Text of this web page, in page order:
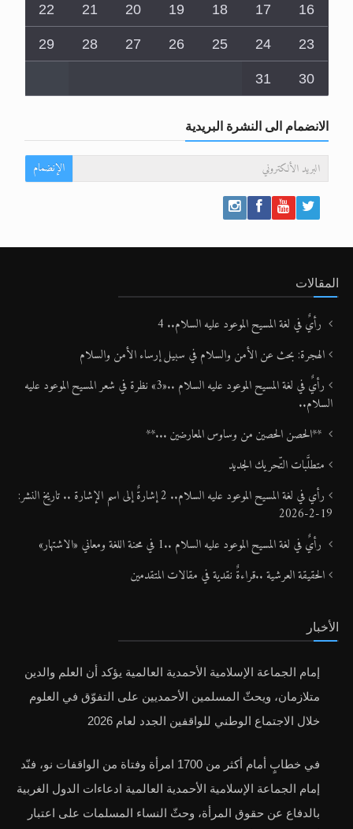
16
17
18
19
20
21
22
23
24
25
26
27
28
29
30
31
الانضمام الى النشرة البريدية
الإنضمام
المقالات
رأيٌ في لغة المسيح الموعود عليه السلام.. 4
الهجرة: بحث عن الأمن والسلام في سبيل إرساء الأمن والسلام
رأيٌ في لغة المسيح الموعود عليه السلام ..«3» نظرة في شعر المسيح الموعود عليه
السلام..
**الحصن الحصين من وساوس المعارضين ...**
متطلَّبات التّحريك الجديد
رأي في لغة المسيح الموعود عليه السلام.. 2 إشارةٌ إلى اسم الإشارة .. تاريخ النشر:
19-2-2026
رأيٌ في لغة المسيح الموعود عليه السلام ..1 في محنة اللغة ومعاني «الاشتهار»
الحقيقة العرشية ..قراءةٌ نقدية في مقالات المتقدمين
الأخبار
إمام الجماعة الإسلامية الأحمدية العالمية يؤكد أن العلم والدين
متلازمان، ويحثّ المسلمين الأحمديين على التفوّق في العلوم
خلال الاجتماع الوطني للواقفين الجدد لعام 2026
في خطابٍ أمام أكثر من 1700 امرأة وفتاة من الواقفات نو، فنّد
إمام الجماعة الإسلامية الأحمدية العالمية ادعاءات الدول الغربية
بالدفاع عن حقوق المرأة، وحثّ النساء المسلمات على اعتبار